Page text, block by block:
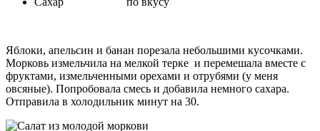
Яблоки, апельсин и банан порезала небольшими кусочками.
Морковь измельчила на мелкой терке и перемешала вместе с
фруктами, измельченными орехами и отрубями (у меня
овсяные). Попробовала смесь и добавила немного сахара.
Отправила в холодильник минут на 30.